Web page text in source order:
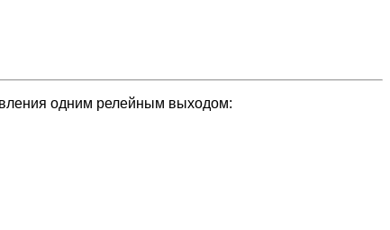
одним релейным выходом: